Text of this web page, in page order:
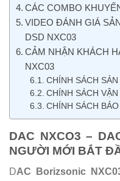
CÁC COMBO
VIDEO ĐÁNH GIÁ
DSD NXC03
CẢM NHẬN KHÁCH
NXC03
CHÍNH SÁCH SẢN
CHÍNH SÁCH VẬN
CHÍNH SÁCH
DAC NXCO3 –
NGƯỜI MỚI BẮT
DAC Borizsonic